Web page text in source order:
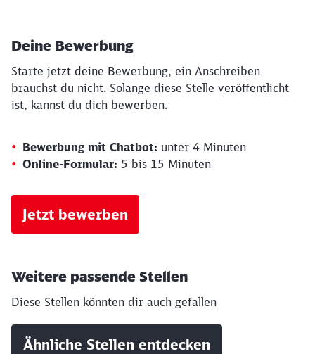
Deine Bewerbung
Starte jetzt deine Bewerbung, ein Anschreiben
brauchst du nicht. Solange diese Stelle veröffentlicht
ist, kannst du dich bewerben.
Bewerbung mit Chatbot: unter 4 Minuten
Online-Formular: 5 bis 15 Minuten
Jetzt bewerben
Weitere passende Stellen
Diese Stellen könnten dir auch gefallen
Ähnliche Stellen entdecken
Möchten Sie zuweitergeleitet
werden?
Abbrechen Weiter